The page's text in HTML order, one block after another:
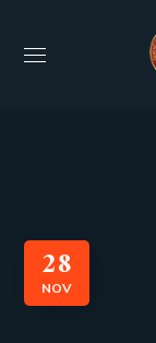
28
NOV